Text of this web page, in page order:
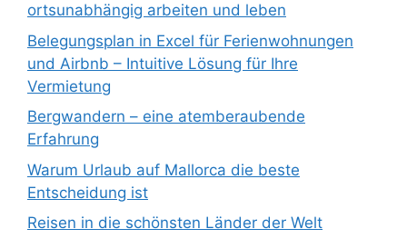
ortsunabhängig arbeiten und leben
Belegungsplan in Excel für Ferienwohnungen
und Airbnb – Intuitive Lösung für Ihre
Vermietung
Bergwandern – eine atemberaubende
Erfahrung
Warum Urlaub auf Mallorca die beste
Entscheidung ist
Reisen in die schönsten Länder der Welt